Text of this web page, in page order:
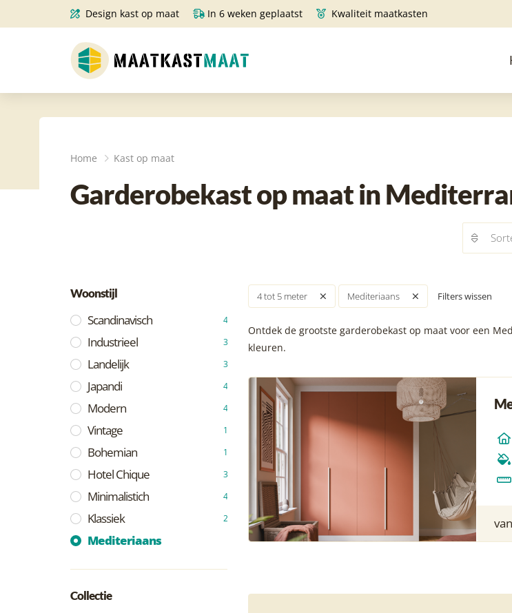
Home Kast op maat
Garderobekast op maat in
Woonstijl
Scandinavisch 4
Industrieel 3
Landelijk 3
Japandi 4
Modern 4
Vintage 1
Bohemian 1
Hotel Chique 3
Minimalistich 4
Klassiek 2
Mediteriaans
Collectie
4 tot 5 meter Mediteriaans Filters wissen
Ontdek de grootste garderobekast op maat voor een
kleuren.
Design kast op maat In 6 weken geplaatst Kwaliteit maatkasten